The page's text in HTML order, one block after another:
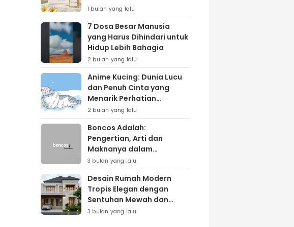
Lewat Varian ‘Daily Bliss’
1 bulan yang lalu
7 Dosa Besar Manusia
yang Harus Dihindari untuk
Hidup Lebih Bahagia
2 bulan yang lalu
Anime Kucing: Dunia Lucu
dan Penuh Cinta yang
Menarik Perhatian
Penggemar
2 bulan yang lalu
Boncos Adalah:
Pengertian, Arti dan
Maknanya dalam
Kehidupan Sehari-hari
3 bulan yang lalu
Desain Rumah Modern
Tropis Elegan dengan
Sentuhan Mewah dan
Natural
3 bulan yang lalu